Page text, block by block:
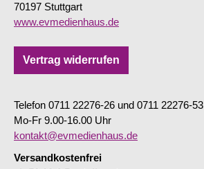
70197 Stuttgart
www.evmedienhaus.de
Vertrag widerrufen
Telefon 0711 22276-26 und 0711 22276-53
Mo-Fr 9.00-16.00 Uhr
kontakt@evmedienhaus.de
Versandkostenfrei